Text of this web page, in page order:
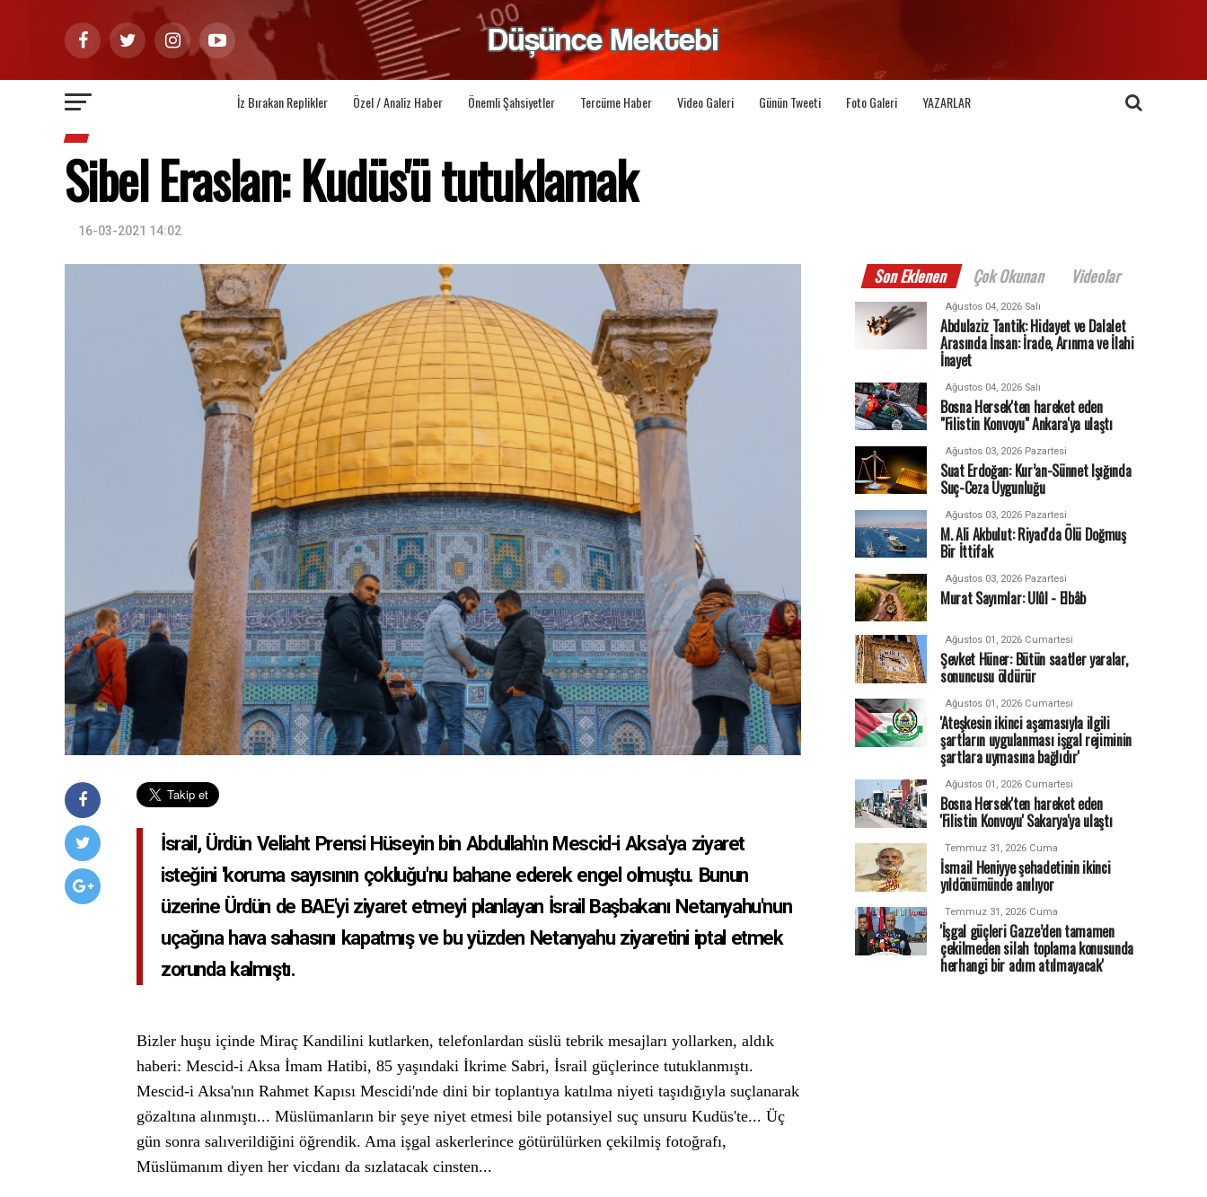
İz Bırakan Replikler Özel / Analiz Haber Önemli Şahsiyetler Tercüme Haber Video Galeri Günün Tweeti Foto Galeri YAZARLAR
Sibel Eraslan: Kudüs'ü tutuklamak
16-03-2021 14:02
İsrail, Ürdün Veliaht Prensi Hüseyin bin Abdullah'ın Mescid-i Aksa'ya ziyaret
isteğini 'koruma sayısının çokluğu'nu bahane ederek engel olmuştu. Bunun
üzerine Ürdün de BAE'yi ziyaret etmeyi planlayan İsrail Başbakanı Netanyahu'nun
uçağına hava sahasını kapatmış ve bu yüzden Netanyahu ziyaretini iptal etmek
zorunda kalmıştı.
Bizler huşu içinde Miraç Kandilini kutlarken, telefonlardan süslü tebrik mesajları yollarken, aldık
haberi: Mescid-i Aksa İmam Hatibi, 85 yaşındaki İkrime Sabri, İsrail güçlerince tutuklanmıştı.
Mescid-i Aksa'nın Rahmet Kapısı Mescidi'nde dini bir toplantıya katılma niyeti taşıdığıyla suçlanarak
gözaltına alınmıştı... Müslümanların bir şeye niyet etmesi bile potansiyel suç unsuru Kudüs'te... Üç
gün sonra salıverildiğini öğrendik. Ama işgal askerlerince götürülürken çekilmiş fotoğrafı,
Müslümanım diyen her vicdanı da sızlatacak cinsten...
Son Eklenen Çok Okunan Videolar
Ağustos 04, 2026 Salı
Abdulaziz Tantik: Hidayet ve Dalalet
Arasında İnsan: İrade, Arınma ve İlahi
İnayet
Ağustos 04, 2026 Salı
Bosna Hersek'ten hareket eden
"Filistin Konvoyu" Ankara'ya ulaştı
Ağustos 03, 2026 Pazartesi
Suat Erdoğan: Kur’an-Sünnet Işığında
Suç-Ceza Uygunluğu
Ağustos 03, 2026 Pazartesi
M. Ali Akbulut: Riyad'da Ölü Doğmuş
Bir İttifak
Ağustos 03, 2026 Pazartesi
Murat Sayımlar: Ulûl - Elbâb
Ağustos 01, 2026 Cumartesi
Şevket Hüner: Bütün saatler yaralar,
sonuncusu öldürür
Ağustos 01, 2026 Cumartesi
'Ateşkesin ikinci aşamasıyla ilgili
şartların uygulanması işgal rejiminin
şartlara uymasına bağlıdır'
Ağustos 01, 2026 Cumartesi
Bosna Hersek'ten hareket eden
'Filistin Konvoyu' Sakarya'ya ulaştı
Temmuz 31, 2026 Cuma
İsmail Heniyye şehadetinin ikinci
yıldönümünde anılıyor
Temmuz 31, 2026 Cuma
'İşgal güçleri Gazze’den tamamen
çekilmeden silah toplama konusunda
herhangi bir adım atılmayacak'